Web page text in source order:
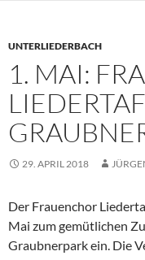
UNTERLIEDERBACH
1. MAI:
29. APRIL 2018
Der Frauenchor
Mai zum gemütlichen
Graubnerpark ein. Die